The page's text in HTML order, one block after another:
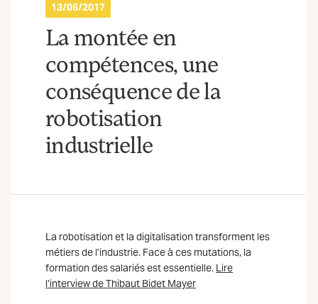
13/06/2017
La montée en
compétences, une
conséquence de la
robotisation
industrielle
La robotisation et la digitalisation transforment les
métiers de l’industrie. Face à ces mutations, la
formation des salariés est essentielle. Lire
l’interview de Thibaut Bidet Mayer